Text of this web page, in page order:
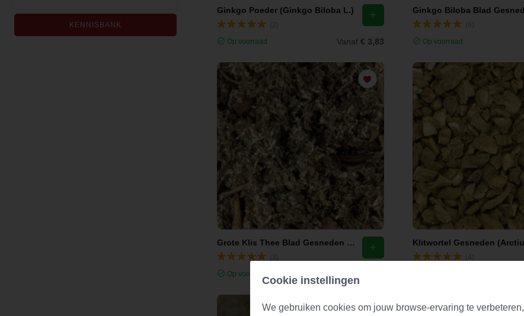
KENNISBANK
Ginkgo Poeder (Ginkgo Biloba L.)
Op voorraad Vanaf € 3,83 Op voorraad
Grote Klis Thee Blad Gesneden (Arctium lappa)
Op voorraad
Cookie instellingen
We gebruiken cookies om jouw browse-ervaring te verbeteren,